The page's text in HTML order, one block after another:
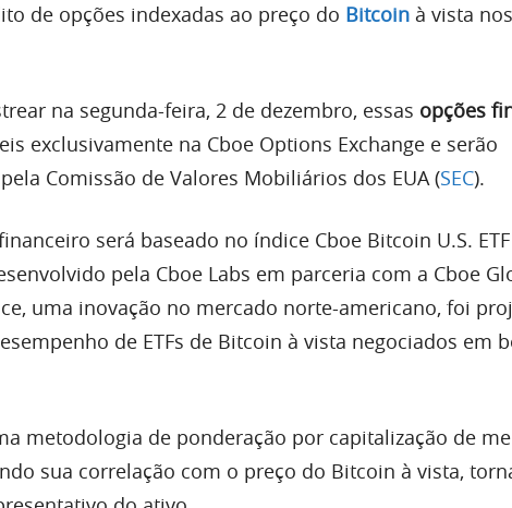
de opções indexadas ao preço do Bitcoin à vista
na segunda-feira, 2 de dezembro, essas opções
exclusivamente na Cboe Options Exchange e serão
Comissão de Valores Mobiliários dos EUA (SEC).
será baseado no índice Cboe Bitcoin U.S.
pela Cboe Labs em parceria com a Cboe
uma inovação no mercado norte-americano, foi
de ETFs de Bitcoin à vista negociados em
metodologia de ponderação por capitalização de
sua correlação com o preço do Bitcoin à vista,